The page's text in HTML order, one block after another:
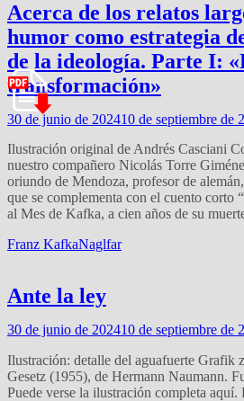
Acerca de los relatos
humor como estrategia
de la ideología. Parte I:
transformación»
30 de junio de 202410 de septiembre de
Ilustración original de Andrés Casciani
nuestro compañero Nicolás Torre
oriundo de Mendoza, profesor de
que se complementa con el cuento corto
al Mes de Kafka, a cien años de su
Franz KafkaNaglfar
Ante la ley
30 de junio de 202410 de septiembre de
Ilustración: detalle del aguafuerte Grafik
Gesetz (1955), de Hermann Naumann.
Puede verse la ilustración completa aquí.